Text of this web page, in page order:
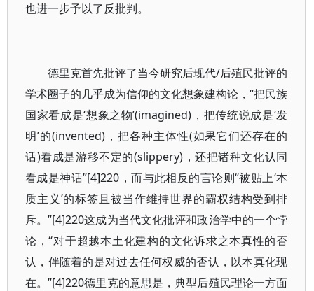
也进一步予以了反批判。
德里克首先批评了当今研究后现代/后殖民批评的
学术圈子的几乎成为信仰的文化想象建构论，“把民族
国家看成是‘想象之物’(imagined)，把传统说成是‘发
明’的(invented)，把各种主体性(如果它们还存在的
话)看成是游移不定的(slippery)，还把诸种文化认同
看成是神话”[4]220，而与此相反的言论则“被贴上‘本
质主义’的标签且被当作维持世界的霸权结构受到排
斥。”[4]220这成为当代文化批评和政治学中的一个悖
论，“对于超越本土化建构的文化诉求之本真性的否
认，伴随着的是对过去任何权威的否认，以本真化现
在。”[4]220德里克的意思是，典型后殖民理论一方面